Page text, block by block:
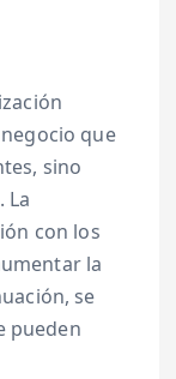
que
sino
La
con los
la
se
pueden